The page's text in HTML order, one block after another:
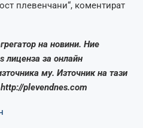
плевенчани“, коментират
на новини. Ние
лиценза за онлайн
му. Източник на тази
plevendnes.com